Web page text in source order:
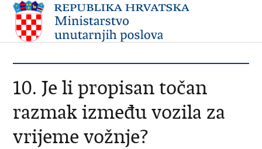
10. Je li propisan točan
razmak između vozila za
vrijeme vožnje?